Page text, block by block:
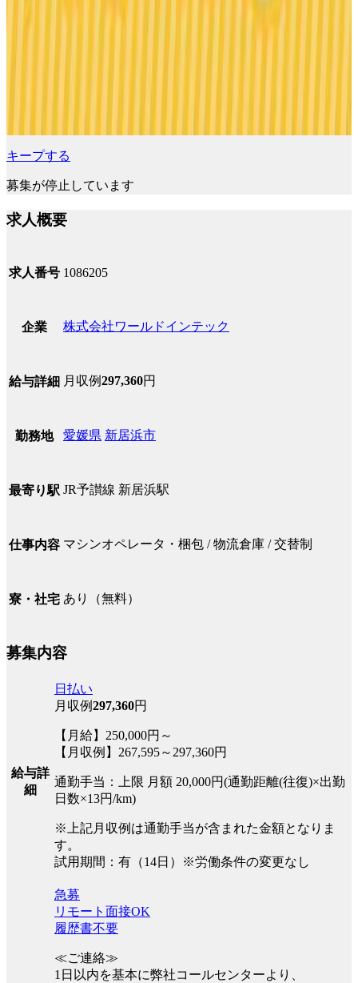
キープする
募集が停止しています
求人概要
求人番号 1086205
企業 株式会社ワールドインテック
給与詳細 月収例297,360円
勤務地 愛媛県 新居浜市
最寄り駅 JR予讃線 新居浜駅
仕事内容 マシンオペレータ・梱包 / 物流倉庫 / 交替制
寮・社宅 あり（無料）
募集内容
給与詳
細
日払い
月収例297,360円
【月給】250,000円～
【月収例】267,595～297,360円
通勤手当：上限 月額 20,000円(通勤距離(往復)×出勤
日数×13円/km)
※上記月収例は通勤手当が含まれた金額となりま
す。
試用期間：有（14日）※労働条件の変更なし
急募
リモート面接OK
履歴書不要
≪ご連絡≫
1日以内を基本に弊社コールセンターより、